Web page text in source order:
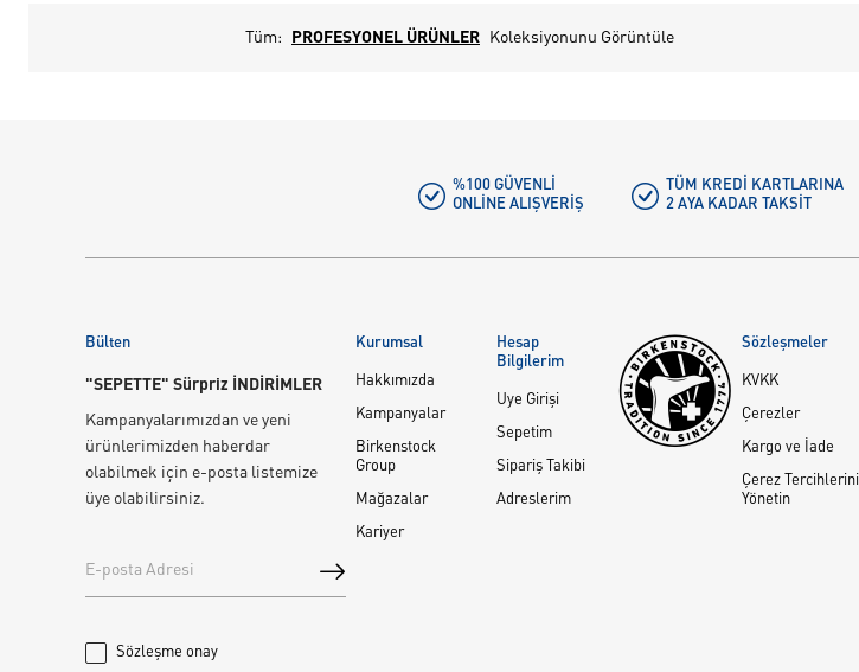
Tüm: PROFESYONEL ÜRÜNLER Koleksiyonunu Görüntüle
%100 GÜVENLI
ONLINE ALIŞVERIŞ
TÜM KREDI KARTLARINA
2 AYA KADAR TAKSIT
Bülten
"SEPETTE" Sürpriz İNDİRİMLER
Kampanyalarımızdan ve yeni
ürünlerimizden haberdar
olabilmek için e-posta listemize
üye olabilirsiniz.
Sözleşme onay
Kurumsal
Hakkımızda
Kampanyalar
Birkenstock
Group
Mağazalar
Kariyer
Hesap
Bilgilerim
Üye Girişi
Sepetim
Sipariş Takibi
Adreslerim
Sözleşmeler
KVKK
Çerezler
Kargo ve İade
Çerez Tercihlerini
Yönetin